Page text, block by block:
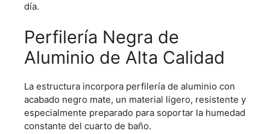
día.
Perfilería Negra de
Aluminio de Alta Calidad
La estructura incorpora perfilería de aluminio con
acabado negro mate, un material ligero, resistente y
especialmente preparado para soportar la humedad
constante del cuarto de baño.